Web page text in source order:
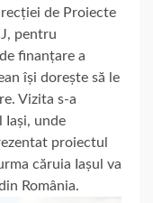
de Proiecte
pentru
finanțare a
își dorește să le
Vizita s-a
unde
proiectul
căruia Iașul va
România.